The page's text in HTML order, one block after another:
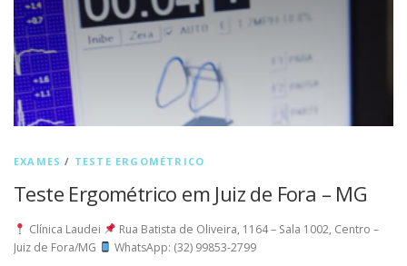
EXAMES / TESTE ERGOMÉTRICO
Teste Ergométrico em Juiz de Fora – MG
Clínica Laudei
Rua Batista de Oliveira, 1164 – Sala 1002, Centro –
Juiz de Fora/MG
WhatsApp: (32) 99853-2799